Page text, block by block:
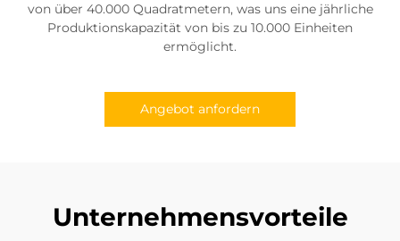
von über 40.000 Quadratmetern, was uns eine jährliche
Produktionskapazität von bis zu 10.000 Einheiten
ermöglicht.
Angebot anfordern
Unternehmensvorteile